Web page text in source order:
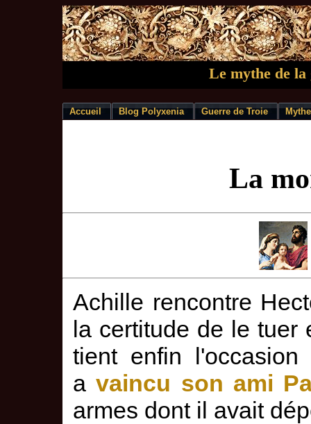
Le mythe de
Accueil Blog Polyxenia Guerre de Troie
La
Achille rencontre
la certitude de le tuer
tient enfin
avaincu son ami
armes dont il avait